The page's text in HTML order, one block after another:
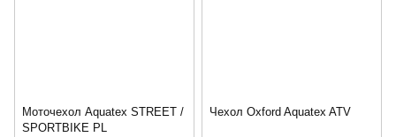
Моточехол Aquatex STREET /
SPORTBIKE PL
Чехол Oxford Aquatex ATV